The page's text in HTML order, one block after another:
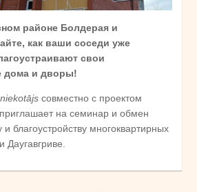
районе Болдерая и
как ваши соседи уже
свои
дома и дворы!
совместно с проектом
на семинар и обмен
благоустройству многоквартирных